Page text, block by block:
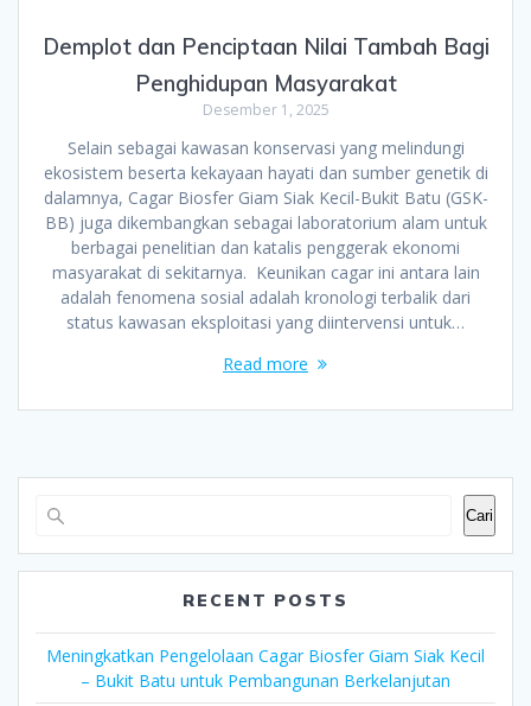
Demplot dan Penciptaan Nilai Tambah Bagi
Penghidupan Masyarakat
Desember 1, 2025
Selain sebagai kawasan konservasi yang melindungi
ekosistem beserta kekayaan hayati dan sumber genetik di
dalamnya, Cagar Biosfer Giam Siak Kecil-Bukit Batu (GSK-
BB) juga dikembangkan sebagai laboratorium alam untuk
berbagai penelitian dan katalis penggerak ekonomi
masyarakat di sekitarnya. Keunikan cagar ini antara lain
adalah fenomena sosial adalah kronologi terbalik dari
status kawasan eksploitasi yang diintervensi untuk…
Read more
Cari
RECENT POSTS
Meningkatkan Pengelolaan Cagar Biosfer Giam Siak Kecil
– Bukit Batu untuk Pembangunan Berkelanjutan